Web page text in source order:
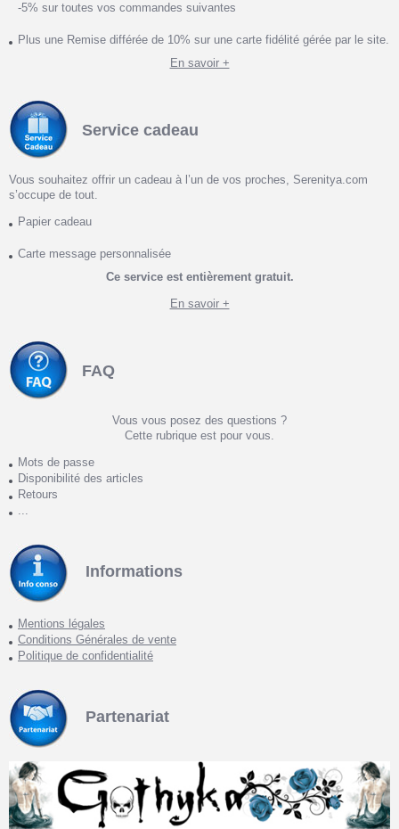
-5% sur toutes vos commandes suivantes
Plus une Remise différée de 10% sur une carte fidélité gérée par le site.
En savoir +
Service cadeau
Vous souhaitez offrir un cadeau à l’un de vos proches, Serenitya.com
s’occupe de tout.
Papier cadeau
Carte message personnalisée
Ce service est entièrement gratuit.
En savoir +
FAQ
Vous vous posez des questions ?
Cette rubrique est pour vous.
Mots de passe
Disponibilité des articles
Retours
...
Informations
Mentions légales
Conditions Générales de vente
Politique de confidentialité
Partenariat